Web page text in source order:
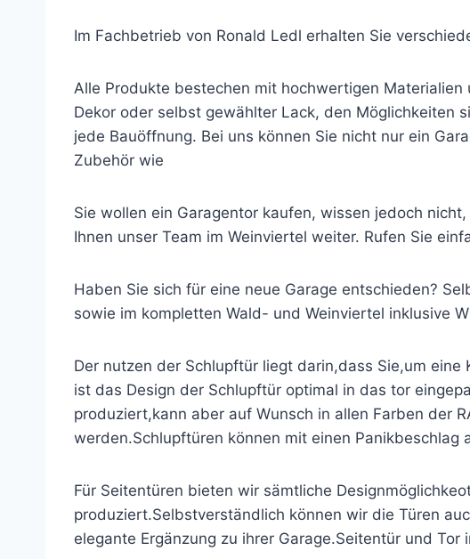
Im Fachbetrieb von Ronald Ledl erhalten Sie
Alle Produkte bestechen mit hochwertigen
Dekor oder selbst gewählter Lack, den Möglichkeiten
jede Bauöffnung. Bei uns können Sie nicht nur ein
Zubehör wie
Sie wollen ein Garagentor kaufen, wissen jedoch
Ihnen unser Team im Weinviertel weiter. Rufen Sie
Haben Sie sich für eine neue Garage entschieden?
sowie im kompletten Wald- und Weinviertel inklusive
Der nutzen der Schlupftür liegt darin,dass Sie,um
ist das Design der Schlupftür optimal in das tor
produziert,kann aber auf Wunsch in allen Farben der
werden.Schlupftüren können mit einen Panikbeschlag
Für Seitentüren bieten wir sämtliche
produziert.Selbstverständlich können wir die Türen
elegante Ergänzung zu ihrer Garage.Seitentür und Tor